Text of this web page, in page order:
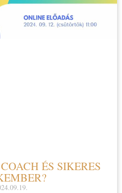
ÉS SIKERES